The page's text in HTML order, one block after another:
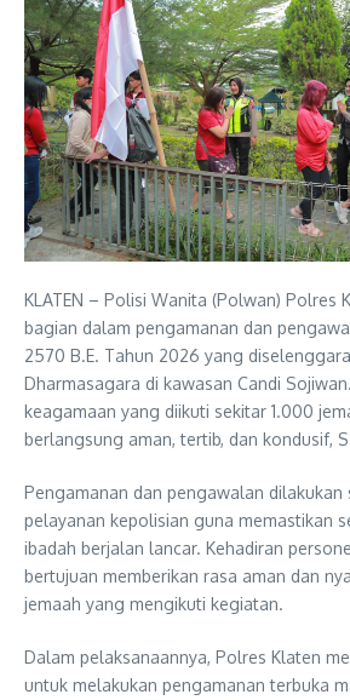
KLATEN – Polisi Wanita (Polwan) Polres
bagian dalam pengamanan dan
2570 B.E. Tahun 2026 yang
Dharmasagara di kawasan Candi
keagamaan yang diikuti sekitar 1.000
berlangsung aman, tertib, dan kondusif,
Pengamanan dan pengawalan dilakukan
pelayanan kepolisian guna memastikan
ibadah berjalan lancar. Kehadiran
bertujuan memberikan rasa aman dan
jemaah yang mengikuti kegiatan.
Dalam pelaksanaannya, Polres Klaten
untuk melakukan pengamanan terbuka